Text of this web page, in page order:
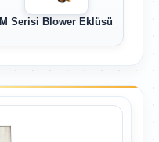
M Serisi Blower Eklüsü